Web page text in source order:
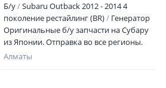
Lancaster (1998-2003) Subaru Legacy
Grand Wagon (1994-1997) Subaru Outback
(1994-2017) Отправка во все регионы.
Б/y
Subaru Outback 2012 - 2014 4
поколение рестайлинг (BR)
Генератор
Оригинальные б/у запчасти на Субару
из Японии. Отправка во все регионы.
Алматы